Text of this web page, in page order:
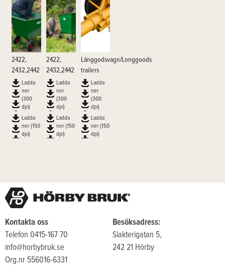
2422,
2432,2442
Ladda
ner
(300
dpi)
Ladda
ner (150
dpi)
2422,
2432,2442
Ladda
ner
(300
dpi)
Ladda
ner (150
dpi)
Långgodsvagn/Longgoods
trailers
Ladda
ner
(300
dpi)
Ladda
ner (150
dpi)
Kontakta oss
Telefon 0415-167 70
info@horbybruk.se
Org.nr 556016-6331
Besöksadress:
Slakterigatan 5,
242 21 Hörby